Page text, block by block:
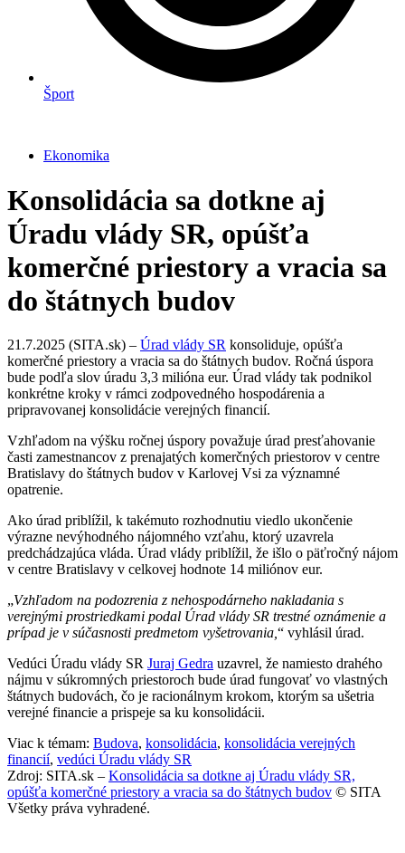
Šport
Ekonomika
Konsolidácia sa dotkne aj
Úradu vlády SR, opúšťa
komerčné priestory a vracia sa
do štátnych budov
21.7.2025 (SITA.sk) – Úrad vlády SR konsoliduje, opúšťa
komerčné priestory a vracia sa do štátnych budov. Ročná úspora
bude podľa slov úradu 3,3 milióna eur. Úrad vlády tak podnikol
konkrétne kroky v rámci zodpovedného hospodárenia a
pripravovanej konsolidácie verejných financií.
Vzhľadom na výšku ročnej úspory považuje úrad presťahovanie
časti zamestnancov z prenajatých komerčných priestorov v centre
Bratislavy do štátnych budov v Karlovej Vsi za významné
opatrenie.
Ako úrad priblížil, k takémuto rozhodnutiu viedlo ukončenie
výrazne nevýhodného nájomného vzťahu, ktorý uzavrela
predchádzajúca vláda. Úrad vlády priblížil, že išlo o päťročný nájom
v centre Bratislavy v celkovej hodnote 14 miliónov eur.
„Vzhľadom na podozrenia z nehospodárneho nakladania s
verejnými prostriedkami podal Úrad vlády SR trestné oznámenie a
prípad je v súčasnosti predmetom vyšetrovania, “ vyhlásil úrad.
Vedúci Úradu vlády SR Juraj Gedra uzavrel, že namiesto drahého
nájmu v súkromných priestoroch bude úrad fungovať vo vlastných
štátnych budovách, čo je racionálnym krokom, ktorým sa ušetria
verejné financie a prispeje sa ku konsolidácii.
Viac k témam: Budova, konsolidácia, konsolidácia verejných
financií, vedúci Úradu vlády SR
Zdroj: SITA.sk – Konsolidácia sa dotkne aj Úradu vlády SR,
opúšťa komerčné priestory a vracia sa do štátnych budov © SITA
Všetky práva vyhradené.